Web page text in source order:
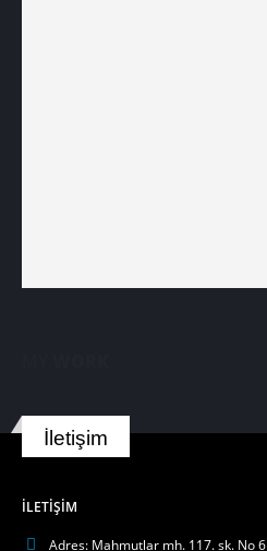
İletişim
İLETIŞIM
Adres: Mahmutlar mh. 117. sk. No 6